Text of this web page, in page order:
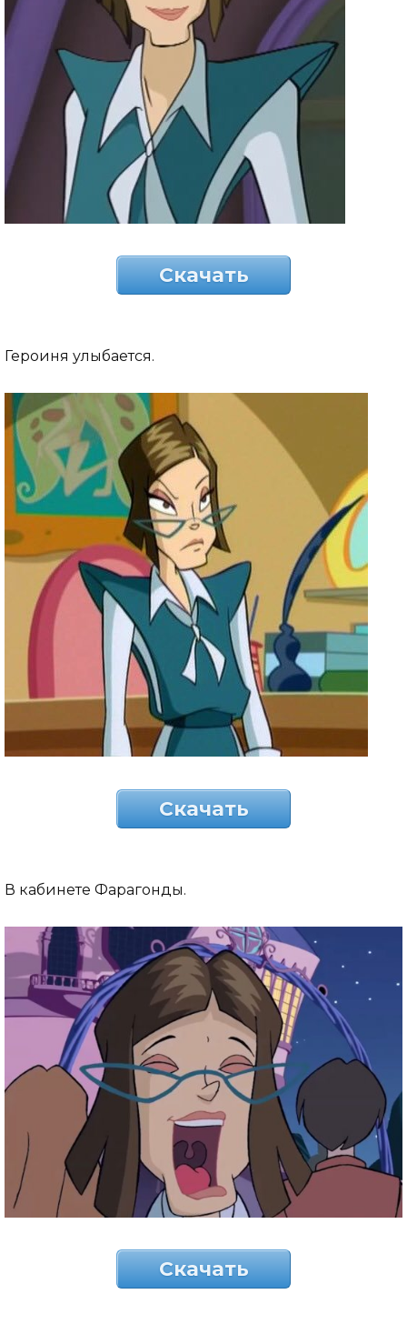
Скачать
Героиня улыбается.
Скачать
В кабинете Фарагонды.
Скачать